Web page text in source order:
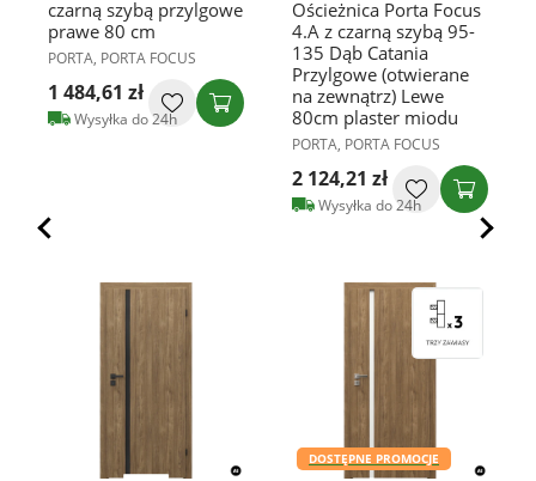
czarną szybą przylgowe
prawe 80 cm
PORTA, PORTA FOCUS
1 484,61 zł
Wysyłka do 24h
Ościeżnica Porta Focus
4.A z czarną szybą 95-
135 Dąb Catania
Przylgowe (otwierane
na zewnątrz) Lewe
80cm plaster miodu
PORTA, PORTA FOCUS
2 124,21 zł
Wysyłka do 24h
DOSTĘPNE PROMOCJE